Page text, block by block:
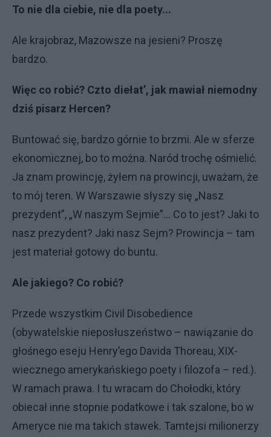
To nie dla ciebie, nie dla poety...
Ale krajobraz, Mazowsze na jesieni? Proszę
bardzo.
Więc co robić? Czto diełat’, jak mawiał niemodny
dziś pisarz Hercen?
Buntować się, bardzo górnie to brzmi. Ale w sferze
ekonomicznej, bo to można. Naród trochę ośmielić.
Ja znam prowincję, żyłem na prowincji, uważam, że
to mój teren. W Warszawie słyszy się „Nasz
prezydent”, „W naszym Sejmie”... Co to jest? Jaki to
nasz prezydent? Jaki nasz Sejm? Prowincja – tam
jest materiał gotowy do buntu.
Ale jakiego? Co robić?
Przede wszystkim Civil Disobedience
(obywatelskie nieposłuszeństwo – nawiązanie do
głośnego eseju Henry’ego Davida Thoreau, XIX-
wiecznego amerykańskiego poety i filozofa – red.).
W ramach prawa. I tu wracam do Chołodki, który
obiecał inne stopnie podatkowe i tak szalone, bo w
Ameryce nie ma takich stawek. Tamtejsi milionerzy